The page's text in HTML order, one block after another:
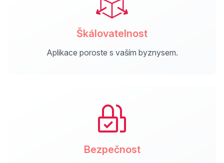
Škálovatelnost
Aplikace poroste s vaším byznysem.
Bezpečnost